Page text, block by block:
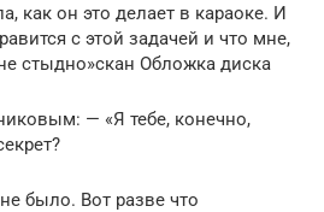
как он это делает в караоке. И
с этой задачей и что мне,
стыдно»скан Обложка диска
— «Я тебе, конечно,
было. Вот разве что